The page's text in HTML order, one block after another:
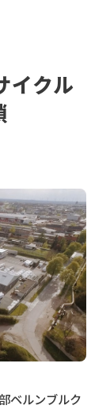
イクル
ベルンブルク